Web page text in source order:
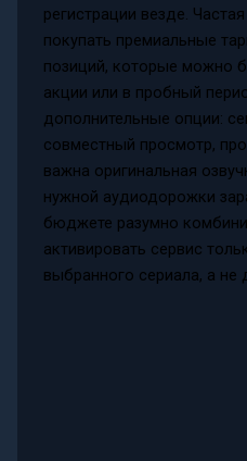
регистрации везде.
покупать премиальные
позиций, которые можно
акции или в пробный
дополнительные опции:
совместный просмотр,
важна оригинальная
нужной аудиодорожки
бюджете разумно
активировать сервис
выбранного сериала, а не